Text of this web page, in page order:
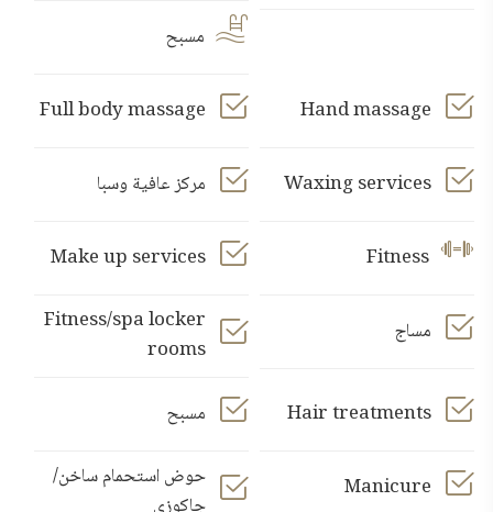
مسبح
Hand massage
Full body massage
Waxing services مركز عافية وسبا
Fitness
Make up services
مساج
Fitness/spa locker
rooms
Hair treatments
مسبح
Manicure
حوض استحمام ساخن/